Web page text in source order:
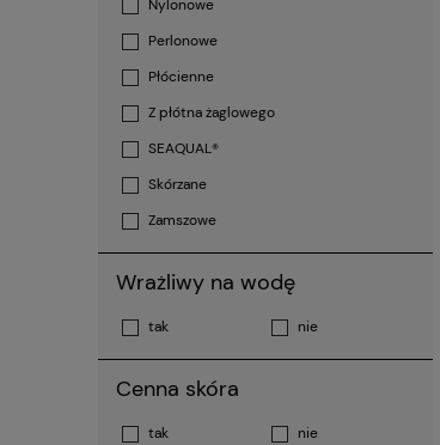
Nylonowe
Perlonowe
Płócienne
Z płótna żaglowego
SEAQUAL®
Skórzane
Zamszowe
Wrażliwy na wodę
tak nie
Cenna skóra
tak nie